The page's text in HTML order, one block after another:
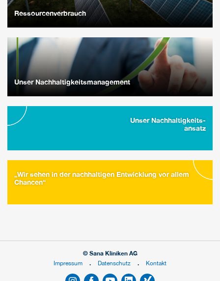
Ressourcenverbrauch
Unser Nachhaltigkeitsmanagement
Unser Nachhaltigkeits-
ansatz
„Wir sehen in der nachhaltigen Entwicklung vor allem
Chancen“
© Sana Kliniken AG
Impressum
Datenschutz Kontakt